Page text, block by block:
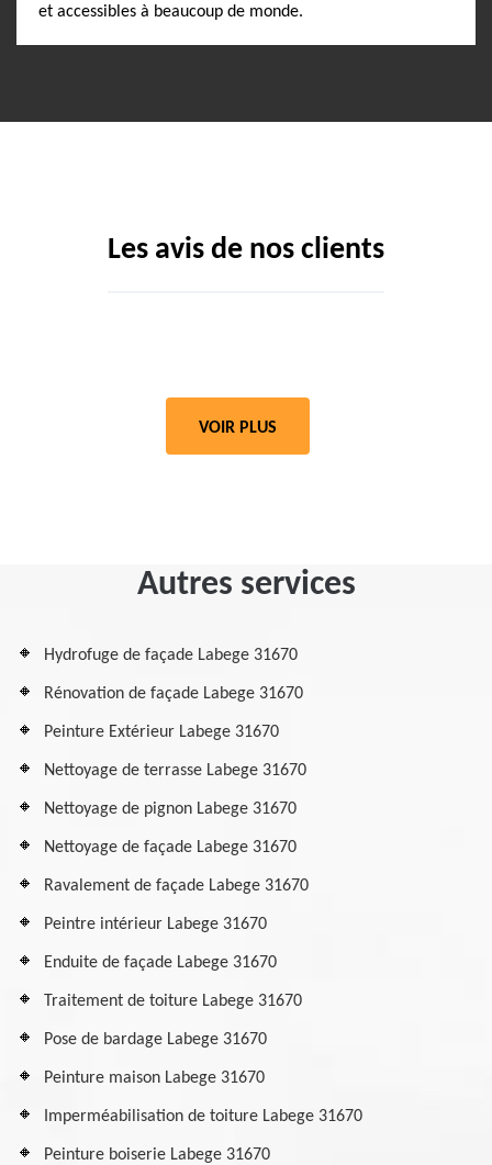
et accessibles à beaucoup de monde.
Les avis de nos clients
VOIR PLUS
Autres services
Hydrofuge de façade Labege 31670
Rénovation de façade Labege 31670
Peinture Extérieur Labege 31670
Nettoyage de terrasse Labege 31670
Nettoyage de pignon Labege 31670
Nettoyage de façade Labege 31670
Ravalement de façade Labege 31670
Peintre intérieur Labege 31670
Enduite de façade Labege 31670
Traitement de toiture Labege 31670
Pose de bardage Labege 31670
Peinture maison Labege 31670
Imperméabilisation de toiture Labege 31670
Peinture boiserie Labege 31670